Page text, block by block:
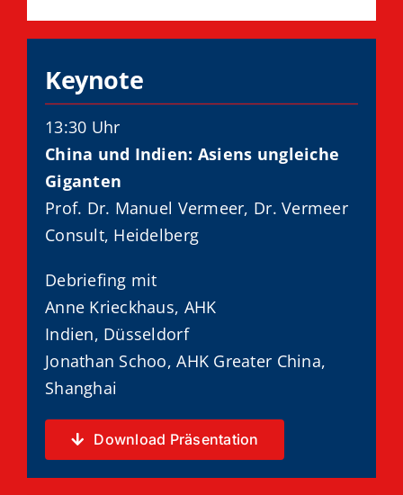
Keynote
13:30 Uhr
China und Indien: Asiens ungleiche
Giganten
Prof. Dr. Manuel Vermeer, Dr. Vermeer
Consult, Heidelberg
Debriefing mit
Anne Krieckhaus, AHK
Indien, Düsseldorf
Jonathan Schoo, AHK Greater China,
Shanghai
Download Präsentation